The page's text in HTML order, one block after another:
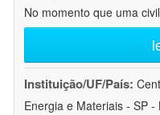
No momento que uma
Instituição/UF/País:
Energia e Materiais - SP -